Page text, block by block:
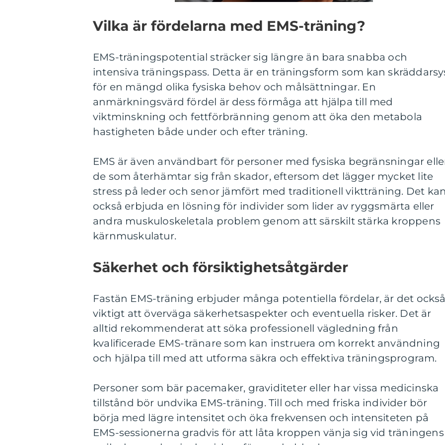
Vilka är fördelarna med EMS-träning?
EMS-träningspotential sträcker sig längre än bara snabba och
intensiva träningspass. Detta är en träningsform som kan
för en mängd olika fysiska behov och målsättningar. En
anmärkningsvärd fördel är dess förmåga att hjälpa till med
viktminskning och fettförbränning genom att öka den metabola
hastigheten både under och efter träning.
EMS är även användbart för personer med fysiska begränsningar
de som återhämtar sig från skador, eftersom det lägger mycket lite
stress på leder och senor jämfört med traditionell viktträning. Det kan
också erbjuda en lösning för individer som lider av ryggsmärta eller
andra muskuloskeletala problem genom att särskilt stärka kroppens
kärnmuskulatur.
Säkerhet och försiktighetsåtgärder
Fastän EMS-träning erbjuder många potentiella fördelar, är det också
viktigt att överväga säkerhetsaspekter och eventuella risker. Det är
alltid rekommenderat att söka professionell vägledning från
kvalificerade EMS-tränare som kan instruera om korrekt användning
och hjälpa till med att utforma säkra och effektiva träningsprogram.
Personer som bär pacemaker, graviditeter eller har vissa medicinska
tillstånd bör undvika EMS-träning. Till och med friska individer bör
börja med lägre intensitet och öka frekvensen och intensiteten på
EMS-sessionerna gradvis för att låta kroppen vänja sig vid träningens